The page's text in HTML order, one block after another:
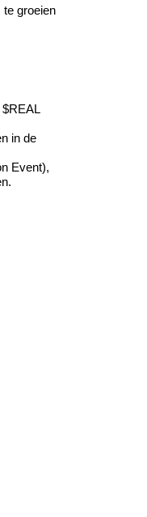
groeien
in de
Event),